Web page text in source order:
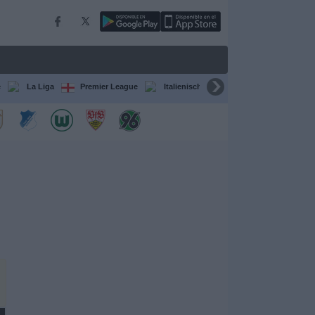
La Liga Premier League Italienische Serie A